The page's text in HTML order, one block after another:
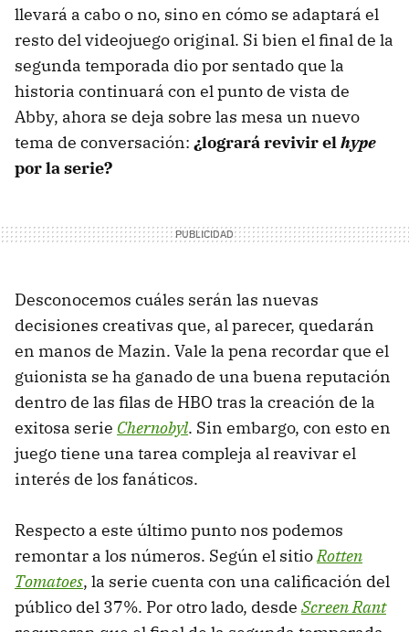
llevará a cabo o no, sino en cómo se adaptará el
resto del videojuego original. Si bien el final de la
segunda temporada dio por sentado que la
historia continuará con el punto de vista de
Abby, ahora se deja sobre las mesa un nuevo
tema de conversación: ¿logrará revivir el hype
por la serie?
Desconocemos cuáles serán las nuevas
decisiones creativas que, al parecer, quedarán
en manos de Mazin. Vale la pena recordar que el
guionista se ha ganado de una buena reputación
dentro de las filas de HBO tras la creación de la
exitosa serie Chernobyl. Sin embargo, con esto en
juego tiene una tarea compleja al reavivar el
interés de los fanáticos.
Respecto a este último punto nos podemos
remontar a los números. Según el sitio Rotten
Tomatoes, la serie cuenta con una calificación del
público del 37%. Por otro lado, desde Screen Rant